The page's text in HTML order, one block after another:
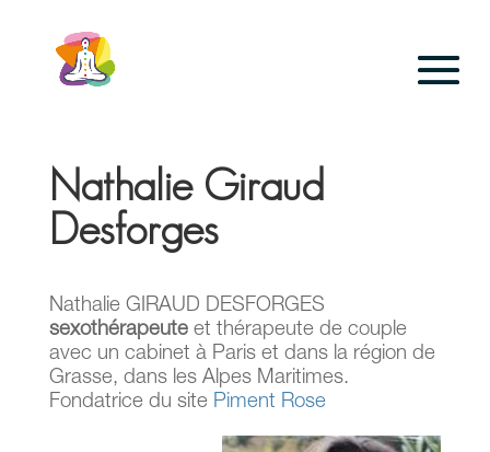
Nathalie Giraud
Desforges
Nathalie GIRAUD DESFORGES
sexothérapeuteet thérapeute de couple
avec un cabinet à Paris et dans la région de
Grasse, dans les Alpes Maritimes.
Fondatrice du site Piment Rose